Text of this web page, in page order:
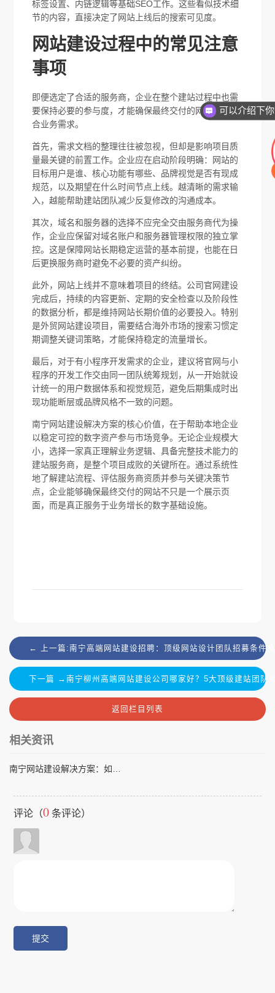
标签设置、内链逻辑等基础SEO工作。这些看似技术细
节的内容，直接决定了网站上线后的搜索可见度。
网站建设过程中的常见注意
事项
即便选定了合适的服务商，企业在整个建站过程中也需
要保持必要的参与度，才能确保最终交付的网站真正符
合业务需求。
首先，需求文档的整理往往被忽视，但却是影响项目质
量最关键的前置工作。企业应在启动阶段明确：网站的
目标用户是谁、核心功能有哪些、品牌视觉是否有现成
规范，以及期望在什么时间节点上线。越清晰的需求输
入，越能帮助建站团队减少反复修改的沟通成本。
其次，域名和服务器的选择不应完全交由服务商代为操
作，企业应保留对域名账户和服务器管理权限的独立掌
控。这是保障网站长期稳定运营的基本前提，也能在日
后更换服务商时避免不必要的资产纠纷。
此外，网站上线并不意味着项目的终结。公司官网建设
完成后，持续的内容更新、定期的安全检查以及阶段性
的数据分析，都是维持网站长期价值的必要投入。特别
是外贸网站建设项目，需要结合海外市场的搜索习惯定
期调整关键词策略，才能保持稳定的流量增长。
最后，对于有小程序开发需求的企业，建议将官网与小
程序的开发工作交由同一团队统筹规划，从一开始就设
计统一的用户数据体系和视觉规范，避免后期集成时出
现功能断层或品牌风格不一致的问题。
南宁网站建设解决方案的核心价值，在于帮助本地企业
以稳定可控的数字资产参与市场竞争。无论企业规模大
小，选择一家真正理解业务逻辑、具备完整技术能力的
建站服务商，是整个项目成败的关键所在。通过系统性
地了解建站流程、评估服务商资质并参与关键决策节
点，企业能够确保最终交付的网站不只是一个展示页
面，而是真正服务于业务增长的数字基础设施。
← 上一篇:南宁高端网站建设招聘：顶级网站设计团队招募条件
下一篇 →南宁柳州高端网站建设公司哪家好？5大顶级建站团队
返回栏目列表
相关资讯
南宁网站建设解决方案：如何选择适合企业发展的建站服务商
评论（0 条评论）